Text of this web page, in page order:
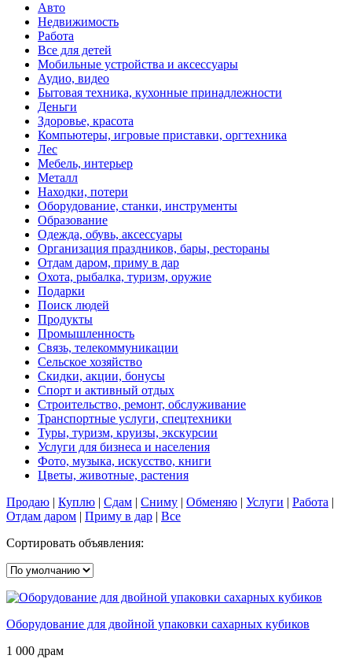
Авто
Недвижимость
Работа
Все для детей
Мобильные устройства и аксессуары
Аудио, видео
Бытовая техника, кухонные принадлежности
Деньги
Здоровье, красота
Компьютеры, игровые приставки, оргтехника
Лес
Мебель, интерьер
Металл
Находки, потери
Оборудование, станки, инструменты
Образование
Одежда, обувь, аксессуары
Организация праздников, бары, рестораны
Отдам даром, приму в дар
Охота, рыбалка, туризм, оружие
Подарки
Поиск людей
Продукты
Промышленность
Связь, телекоммуникации
Сельское хозяйство
Скидки, акции, бонусы
Спорт и активный отдых
Строительство, ремонт, обслуживание
Транспортные услуги, спецтехники
Туры, туризм, круизы, экскурсии
Услуги для бизнеса и населения
Фото, музыка, искусство, книги
Цветы, животные, растения
Продаю | Куплю | Сдам | Сниму | Обменяю | Услуги | Работа |
Отдам даром | Приму в дар | Все
Сортировать объявления:
Оборудование для двойной упаковки сахарных кубиков
1 000 драм